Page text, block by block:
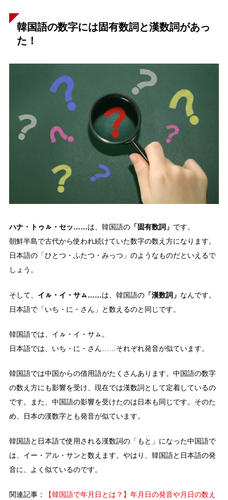
韓国語の数字には固有数詞と漢数詞があっ
た！
ハナ・トゥㇽ・セッ……は、韓国語の「固有数詞」 です。
朝鮮半島で古代から使われ続けていた数字の数え方になります。
日本語の「ひとつ・ふたつ・みっつ」のようなものだといえるで
しょう。
そして、 イㇽ・イ・サㇺ……は、韓国語の「漢数詞」 なんです。
日本語で「いち・に・さん」と数えるのと同じです。
韓国語では、イㇽ・イ・サㇺ。
日本語では、いち・に・さん……それぞれ発音が似ています。
韓国語では中国からの借用語がたくさんあります。中国語の数字
の数え方にも影響を受け、現在では漢数詞として定着しているの
です。また、中国語の影響を受けたのは日本も同じです。そのた
め、日本の漢数字とも発音が似ています。
韓国語と日本語で使用される漢数詞の「もと」になった中国語で
は、イー・アル・サンと数えます。やはり、韓国語と日本語の発
音に、よく似ているのです。
関連記事：
【韓国語で年月日とは？】年月日の発音や月日の数え